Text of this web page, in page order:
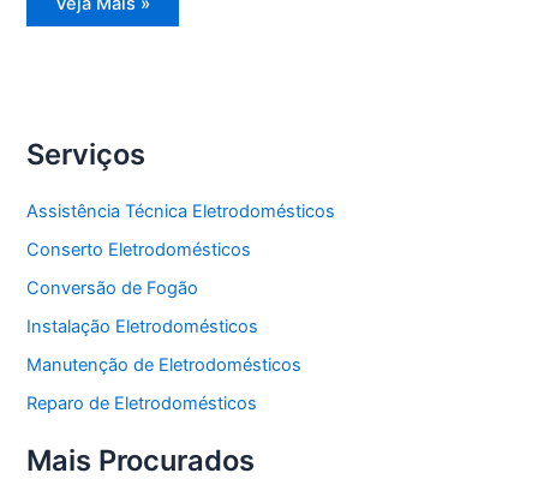
Eletrodomésticos
Serviços
Assistência Técnica Eletrodomésticos
Conserto Eletrodomésticos
Conversão de Fogão
Instalação Eletrodomésticos
Manutenção de Eletrodomésticos
Reparo de Eletrodomésticos
Mais Procurados